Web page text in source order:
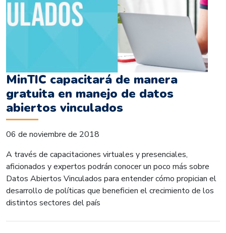
MinTIC capacitará de manera
gratuita en manejo de datos
abiertos vinculados
06 de noviembre de 2018
A través de capacitaciones virtuales y presenciales,
aficionados y expertos podrán conocer un poco más sobre
Datos Abiertos Vinculados para entender cómo propician el
desarrollo de políticas que beneficien el crecimiento de los
distintos sectores del país